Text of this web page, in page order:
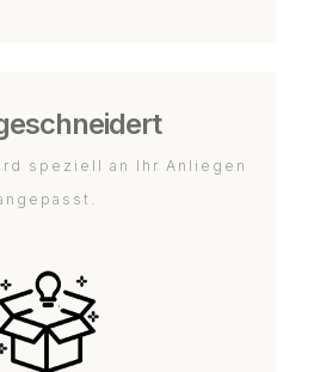
speziell an Ihr Anliegen